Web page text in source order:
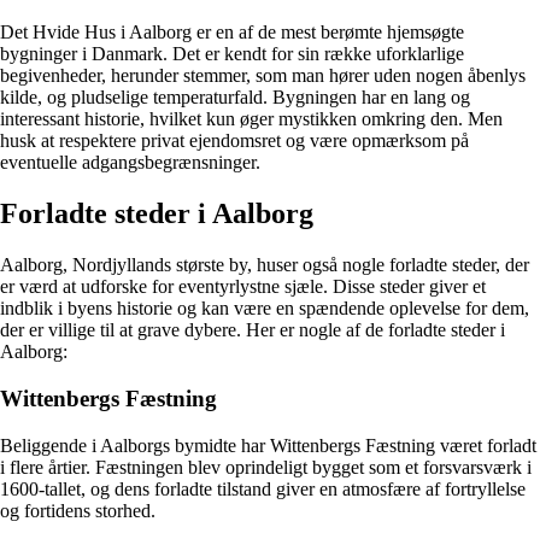
Det Hvide Hus i Aalborg er en af de mest berømte hjemsøgte
bygninger i Danmark. Det er kendt for sin række uforklarlige
begivenheder, herunder stemmer, som man hører uden nogen åbenlys
kilde, og pludselige temperaturfald. Bygningen har en lang og
interessant historie, hvilket kun øger mystikken omkring den. Men
husk at respektere privat ejendomsret og være opmærksom på
eventuelle adgangsbegrænsninger.
Forladte steder i Aalborg
Aalborg, Nordjyllands største by, huser også nogle forladte steder, der
er værd at udforske for eventyrlystne sjæle. Disse steder giver et
indblik i byens historie og kan være en spændende oplevelse for dem,
der er villige til at grave dybere. Her er nogle af de forladte steder i
Aalborg:
Wittenbergs Fæstning
Beliggende i Aalborgs bymidte har Wittenbergs Fæstning været forladt
i flere årtier. Fæstningen blev oprindeligt bygget som et forsvarsværk i
1600-tallet, og dens forladte tilstand giver en atmosfære af fortryllelse
og fortidens storhed.